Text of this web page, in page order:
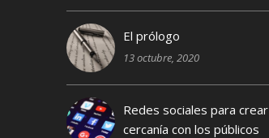
El prólogo
13 octubre, 2020
Redes sociales para crear
cercanía con los públicos